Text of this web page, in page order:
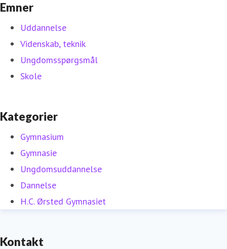
Emner
Uddannelse
Videnskab, teknik
Ungdomsspørgsmål
Skole
Kategorier
Gymnasium
Gymnasie
Ungdomsuddannelse
Dannelse
H.C. Ørsted Gymnasiet
Kontakt